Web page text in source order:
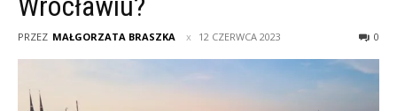
PRZEZ MAŁGORZATA BRASZKA 12 CZERWCA 2023 0